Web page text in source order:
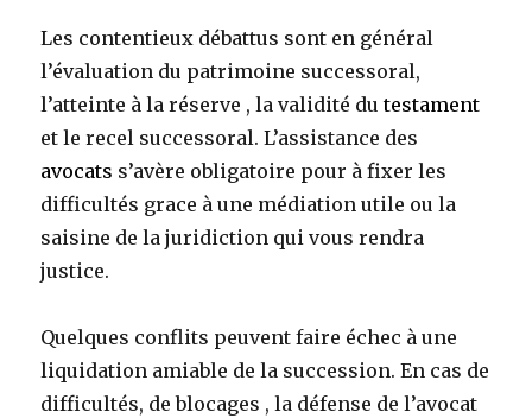
Les contentieux débattus sont en général
l’évaluation du patrimoine successoral,
l’atteinte à la réserve , la validité dutestament
et le recel successoral. L’assistance des
avocats s’avère obligatoire pour à fixer les
difficultés grace à une médiation utile ou la
saisine de la juridiction qui vous rendra
justice.
Quelques conflits peuvent faire échec à une
liquidation amiable de la succession. En cas de
difficultés, de blocages , la défense de l’avocat